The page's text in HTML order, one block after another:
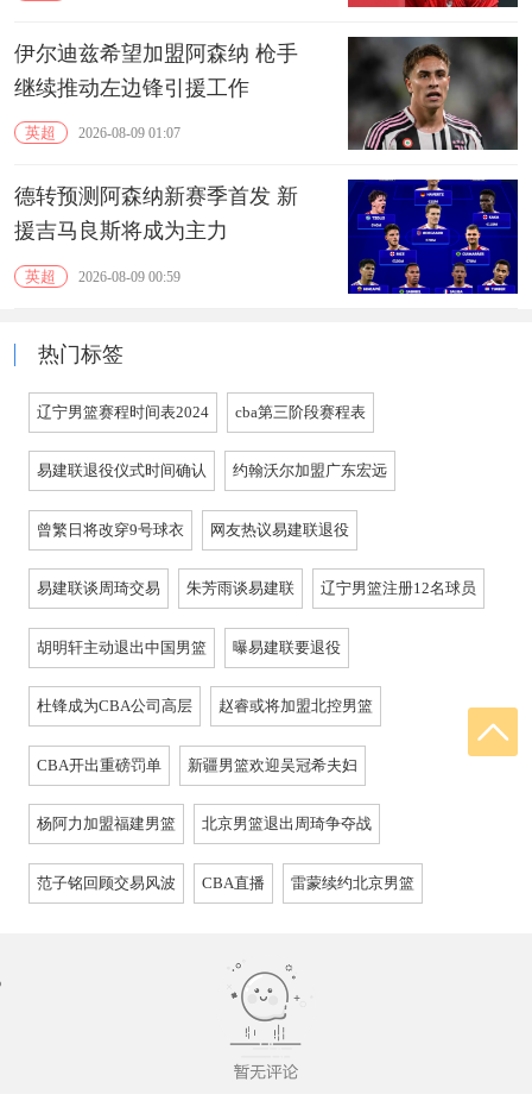
伊尔迪兹希望加盟阿森纳 枪手
继续推动左边锋引援工作
英超 2026-08-09 01:07
德转预测阿森纳新赛季首发 新
援吉马良斯将成为主力
英超 2026-08-09 00:59
热门标签
辽宁男篮赛程时间表2024 cba第三阶段赛程表
易建联退役仪式时间确认 约翰沃尔加盟广东宏远
曾繁日将改穿9号球衣 网友热议易建联退役
易建联谈周琦交易 朱芳雨谈易建联 辽宁男篮注册12名球员
胡明轩主动退出中国男篮 曝易建联要退役
杜锋成为CBA公司高层 赵睿或将加盟北控男篮
CBA开出重磅罚单 新疆男篮欢迎吴冠希夫妇
杨阿力加盟福建男篮 北京男篮退出周琦争夺战
范子铭回顾交易风波 CBA直播 雷蒙续约北京男篮